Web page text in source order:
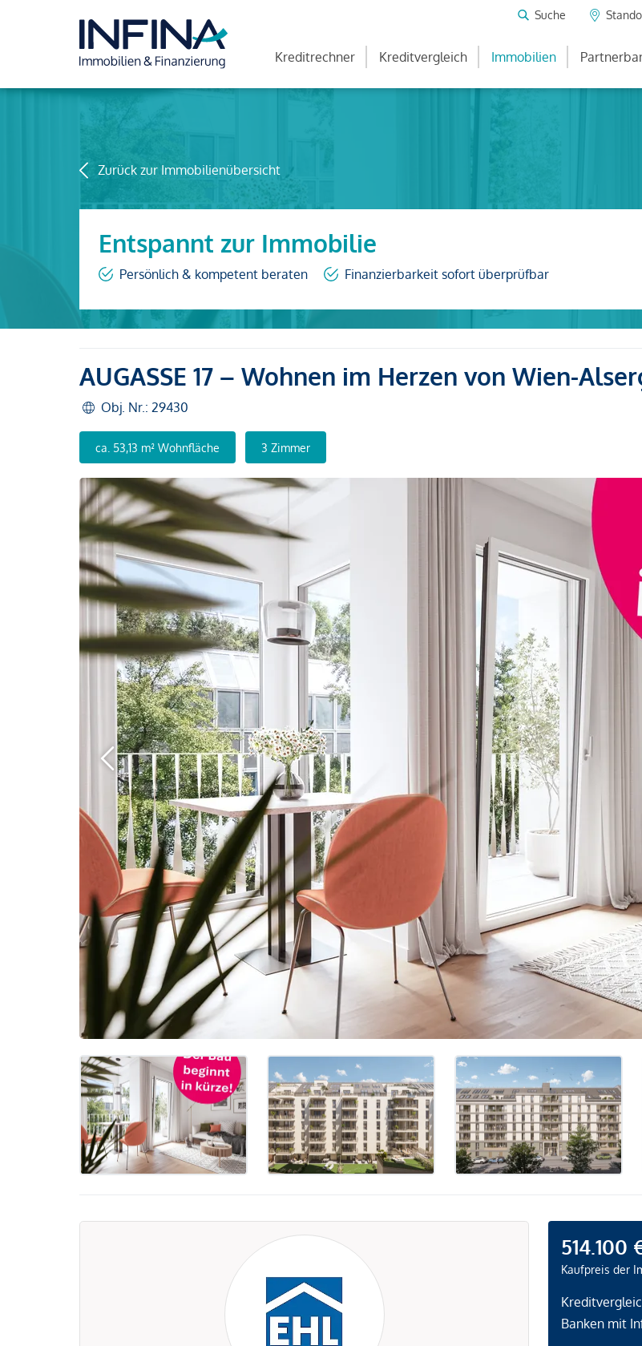
Suche
Kreditrechner Kreditvergleich Immobilien
Zurück zur Immobilienübersicht
Entspannt zur Immobilie
Persönlich & kompetent beraten Finanzierbarkeit sofort überprüfbar
AUGASSE 17 – Wohnen im Herzen von Wien-
Obj. Nr.: 29430
ca. 53,13 m² Wohnfläche 3 Zimmer
514.100
Kaufpreis der
Banken mit